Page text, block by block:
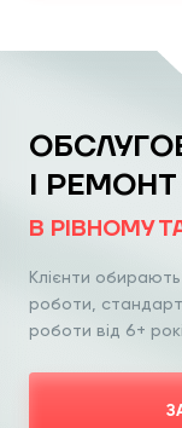
І
В РІВНОМУ
Клієнти
роботи,
роботи від 6+